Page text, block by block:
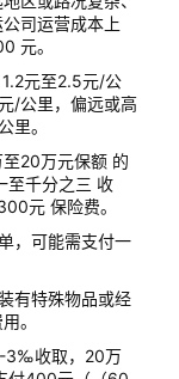
司运营成本上
元。
元至2.5元/公
/公里，偏远或高
里。
20万元保额 的
至千分之三 收
元 保险费。
，可能需支付一
有特殊物品或经
。
3‰收取，20万